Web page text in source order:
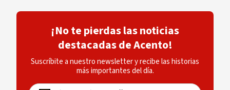
¡No te pierdas las noticias
destacadas de Acento!
Suscríbite a nuestro newsletter y recibe las historias
más importantes del día.